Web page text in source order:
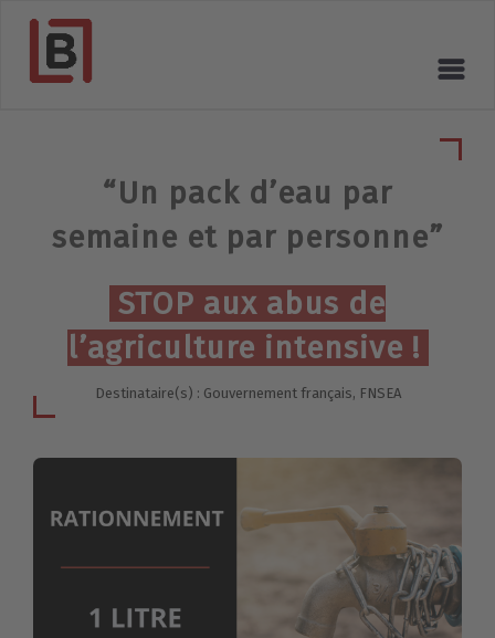
“Un pack d’eau par
semaine et par personne”
STOP aux abus de
l’agriculture intensive !
Destinataire(s) : Gouvernement français, FNSEA